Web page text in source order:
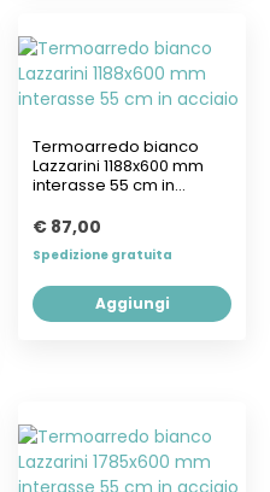
Termoarredo bianco
Lazzarini 1188x600 mm
interasse 55 cm in
€ 87,00
Spedizione gratuita
Aggiungi